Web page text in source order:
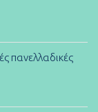
πανελλαδικές